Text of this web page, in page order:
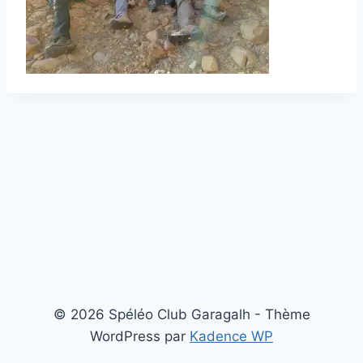
© 2026 Spéléo Club Garagalh - Thème
WordPress par Kadence WP